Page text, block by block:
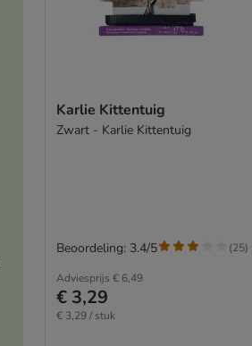
Karlie Kittentuig
Zwart - Karlie Kittentuig
Adviesprijs € 6,49
€ 3,29
€ 3,29 / stuk
Beoordeling: 3.4/5 (25)